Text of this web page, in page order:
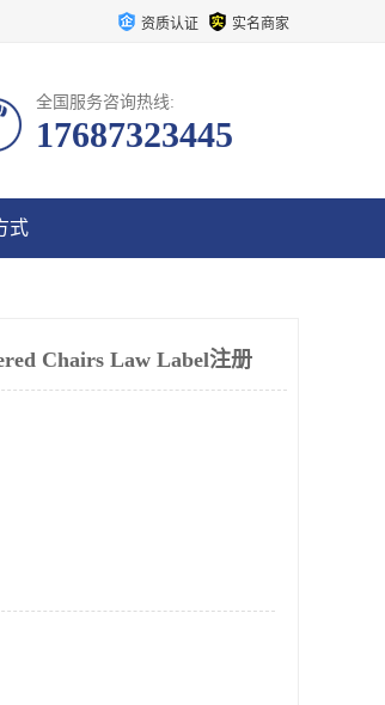
资质认证 实名商家
全国服务咨询热线:
17687323445
式
Chairs Law Label注册